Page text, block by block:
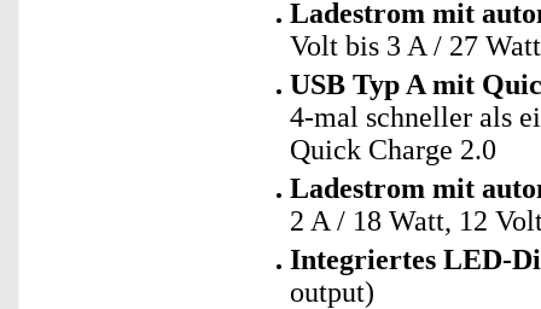
Ladestrom mit
Volt bis 3 A / 27
USB Typ A mit
4-mal schneller als
Quick Charge 2.0
Ladestrom mit
2 A / 18 Watt, 12
Integriertes LED-
output)